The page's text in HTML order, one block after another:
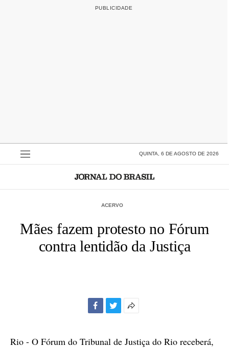
QUINTA, 6 DE AGOSTO DE 2026
ACERVO
Mães fazem protesto no Fórum
contra lentidão da Justiça
compartilhamento
Rio - O Fórum do Tribunal de Justiça do Rio receberá,